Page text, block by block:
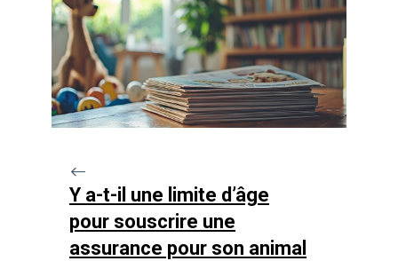
Y a-t-il une limite d’âge
pour souscrire une
assurance pour son animal